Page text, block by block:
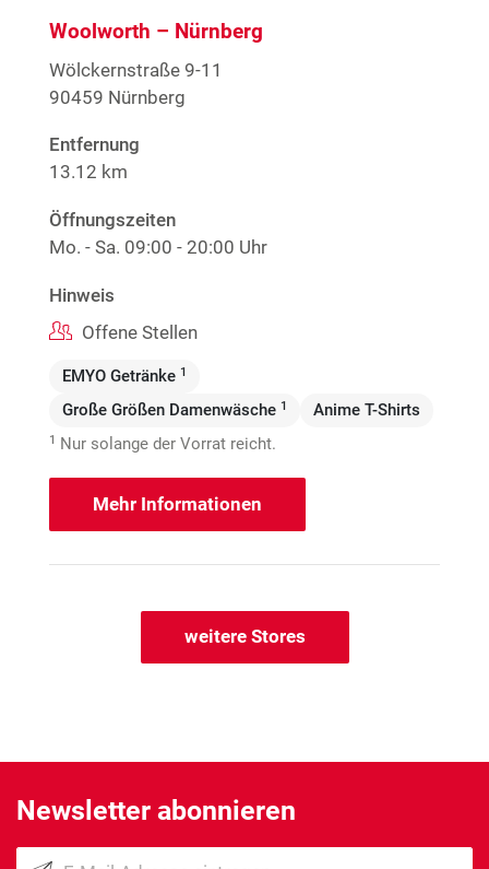
Woolworth – Nürnberg
Wölckernstraße 9-11
90459 Nürnberg
Entfernung
13.12 km
Öffnungszeiten
Mo. - Sa. 09:00 - 20:00 Uhr
Hinweis
Offene Stellen
EMYO Getränke 1
Große Größen Damenwäsche 1 Anime T-Shirts
1 Nur solange der Vorrat reicht.
Mehr Informationen
weitere Stores
Newsletter abonnieren